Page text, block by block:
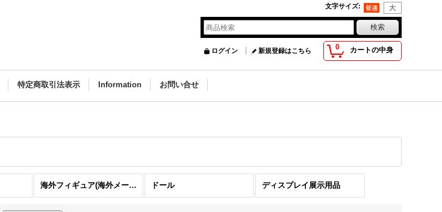
文字サイズ:
0 カートの中身
ログイン 新規登録はこちら
特定商取引法表示 Information お問い合せ
海外フィギュア(海外メーカー・海外作品) ドール ディスプレイ展示用品